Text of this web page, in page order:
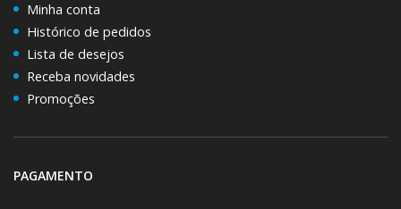
Minha conta
Histórico de pedidos
Lista de desejos
Receba novidades
Promoções
PAGAMENTO